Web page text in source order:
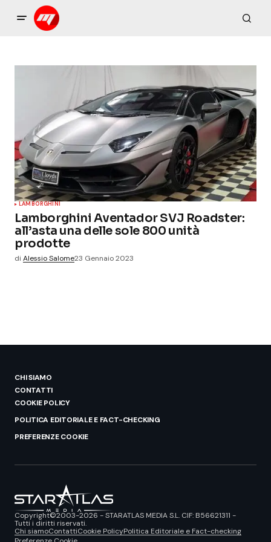
LAMBORGHINI
Lamborghini Aventador SVJ Roadster:
all’asta una delle sole 800 unità
prodotte
di Alessio Salome23 Gennaio 2023
CHI SIAMO
CONTATTI
COOKIE POLICY
POLITICA EDITORIALE E FACT-CHECKING
PREFERENZE COOKIE
Copyright©2003-2026 - STARATLAS MEDIA S.L. CIF: B56621311 -
Tutti i diritti riservati.
Chi siamoContattiCookie PolicyPolitica Editoriale e Fact-checking